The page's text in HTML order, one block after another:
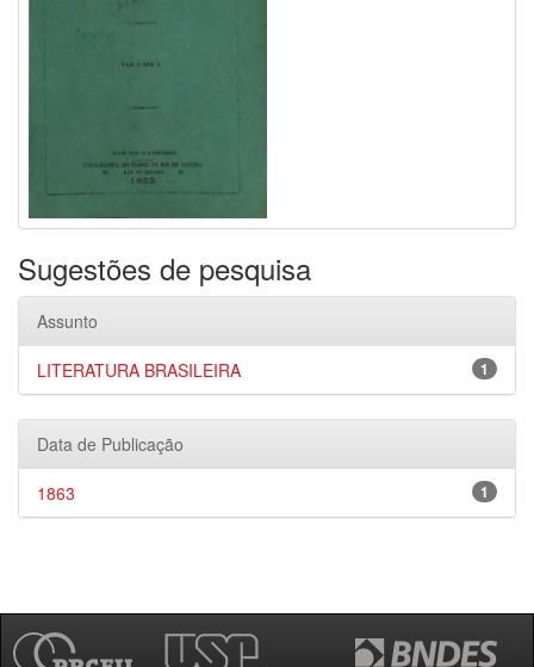
Sugestões de pesquisa
Assunto
1
LITERATURA BRASILEIRA
Data de Publicação
1
1863